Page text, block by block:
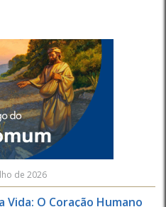
de 2026
Vida: O Coração Humano